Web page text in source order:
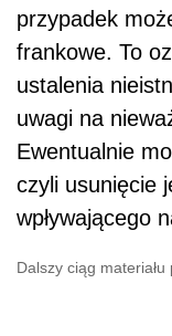
przypadek
frankowe. To
ustalenia
uwagi na
Ewentualnie
czyli usunięcie
wpływającego
Dalszy ciąg materiału